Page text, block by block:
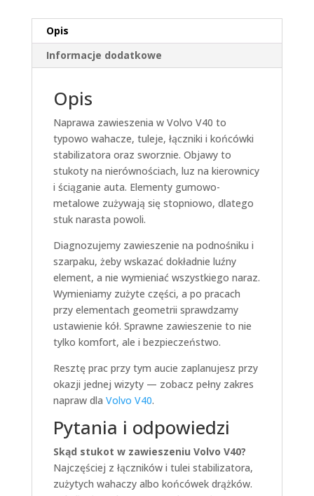
Opis
Informacje dodatkowe
Opis
Naprawa zawieszenia w Volvo V40 to
typowo wahacze, tuleje, łączniki i końcówki
stabilizatora oraz sworznie. Objawy to
stukoty na nierównościach, luz na kierownicy
i ściąganie auta. Elementy gumowo-
metalowe zużywają się stopniowo, dlatego
stuk narasta powoli.
Diagnozujemy zawieszenie na podnośniku i
szarpaku, żeby wskazać dokładnie luźny
element, a nie wymieniać wszystkiego naraz.
Wymieniamy zużyte części, a po pracach
przy elementach geometrii sprawdzamy
ustawienie kół. Sprawne zawieszenie to nie
tylko komfort, ale i bezpieczeństwo.
Resztę prac przy tym aucie zaplanujesz przy
okazji jednej wizyty — zobacz pełny zakres
napraw dla Volvo V40.
Pytania i odpowiedzi
Skąd stukot w zawieszeniu Volvo V40?
Najczęściej z łączników i tulei stabilizatora,
zużytych wahaczy albo końcówek drążków.